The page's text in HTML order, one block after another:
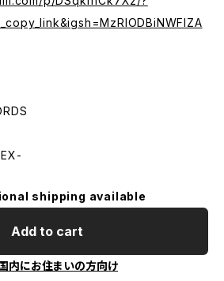
EX-
shipping available
Add to cart
内にお住まいの方向け